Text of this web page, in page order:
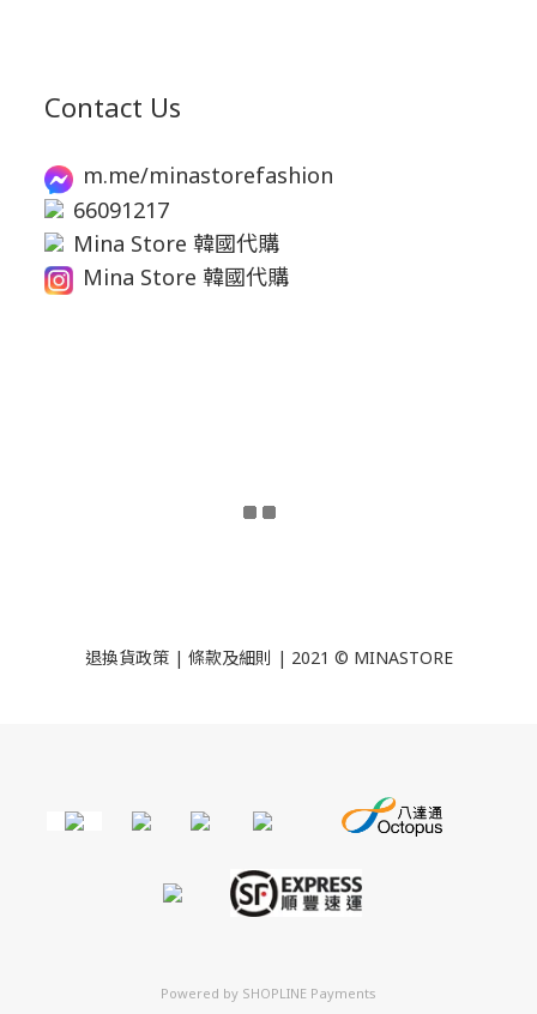
Contact Us
m.me/minastorefashion
66091217
Mina Store 韓國代購
Mina Store 韓國代購
退換貨政策| 條款及細則 | 2021 © MINASTORE
Powered by SHOPLINE Payments